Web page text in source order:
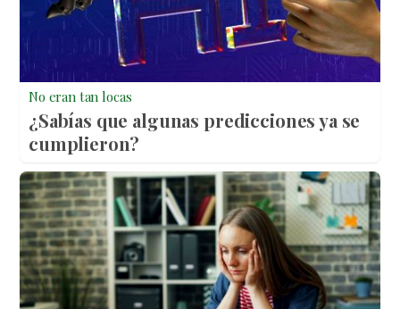
No eran tan locas
¿Sabías que algunas predicciones ya se
cumplieron?